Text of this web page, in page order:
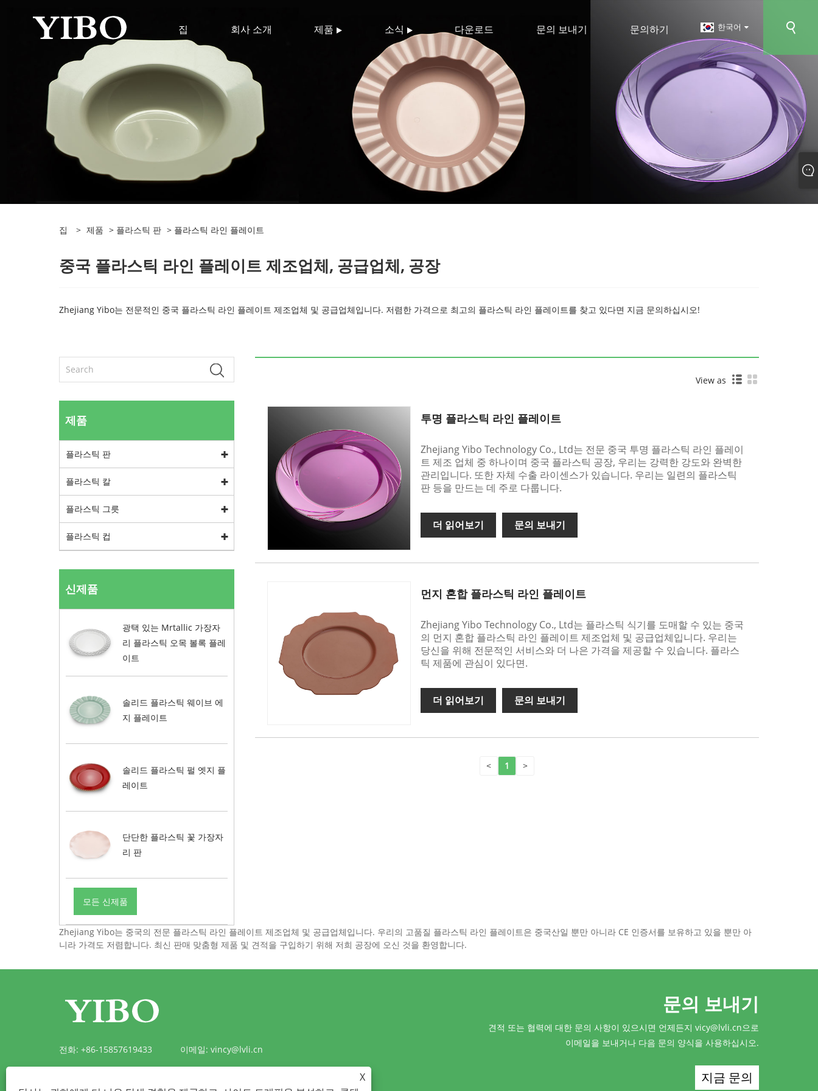
집 회사 소개 제품 소식 다운로드 문의 보내기 문의하기 한국어
집 > 제품 > 플라스틱 판 > 플라스틱 라인 플레이트
중국 플라스틱 라인 플레이트 제조업체, 공급업체, 공장
Zhejiang Yibo는 전문적인 중국 플라스틱 라인 플레이트 제조업체 및 공급업체입니다. 저렴한 가격으로 최고의 플라스틱 라인 플레이트를 찾고 있다면 지금 문의하십시오!
제품
플라스틱 판
플라스틱 칼
플라스틱 그릇
플라스틱 컵
신제품
광택 있는 Mrtallic 가장자
리 플라스틱 오목 볼록 플레
이트
솔리드 플라스틱 웨이브 에
지 플레이트
솔리드 플라스틱 펄 엣지 플
레이트
단단한 플라스틱 꽃 가장자
리 판
모든 신제품
View as
투명 플라스틱 라인 플레이트
Zhejiang Yibo Technology Co., Ltd는 전문 중국 투명 플라스틱 라인 플레이
트 제조 업체 중 하나이며 중국 플라스틱 공장, 우리는 강력한 강도와 완벽한
관리입니다. 또한 자체 수출 라이센스가 있습니다. 우리는 일련의 플라스틱
판 등을 만드는 데 주로 다룹니다.
더 읽어보기 문의 보내기
먼지 혼합 플라스틱 라인 플레이트
Zhejiang Yibo Technology Co., Ltd는 플라스틱 식기를 도매할 수 있는 중국
의 먼지 혼합 플라스틱 라인 플레이트 제조업체 및 공급업체입니다. 우리는
당신을 위해 전문적인 서비스와 더 나은 가격을 제공할 수 있습니다. 플라스
틱 제품에 관심이 있다면.
더 읽어보기 문의 보내기
< 1 >
Zhejiang Yibo는 중국의 전문 플라스틱 라인 플레이트 제조업체 및 공급업체입니다. 우리의 고품질 플라스틱 라인 플레이트은 중국산일 뿐만 아니라 CE 인증서를 보유하고 있을 뿐만 아
니라 가격도 저렴합니다. 최신 판매 맞춤형 제품 및 견적을 구입하기 위해 저희 공장에 오신 것을 환영합니다.
전화: +86-15857619433 이메일: vincy@lvli.cn
문의 보내기
견적 또는 협력에 대한 문의 사항이 있으시면 언제든지 vicy@lvli.cn으로
이메일을 보내거나 다음 문의 양식을 사용하십시오.
지금 문의
X